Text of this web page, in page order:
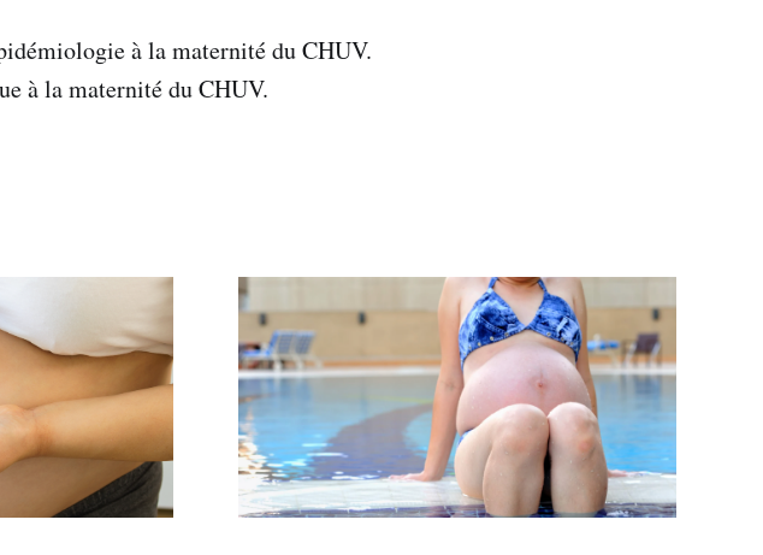
à la maternité du CHUV.
à la maternité du CHUV.